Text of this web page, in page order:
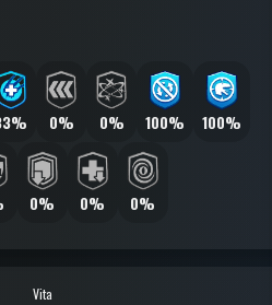
0% 0% 100% 100%
0% 0% 0%
Vita